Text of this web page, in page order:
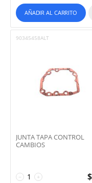
AÑADIR AL CARRITO
90345458ALT
JUNTA TAPA CONTROL
CAMBIOS
+
− $